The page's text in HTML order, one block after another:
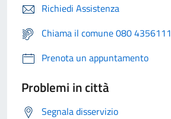
Richiedi Assistenza
Chiama il comune 080 4356111
Prenota un appuntamento
Problemi in città
Segnala disservizio